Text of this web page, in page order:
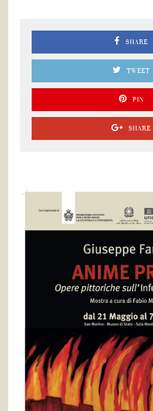
SHARE
TWEET
PIN
SHARE